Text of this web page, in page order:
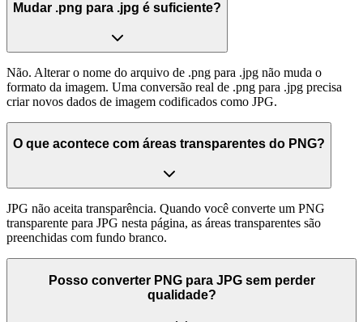
Mudar .png para .jpg é suficiente?
Não. Alterar o nome do arquivo de .png para .jpg não muda o
formato da imagem. Uma conversão real de .png para .jpg precisa
criar novos dados de imagem codificados como JPG.
O que acontece com áreas transparentes do PNG?
JPG não aceita transparência. Quando você converte um PNG
transparente para JPG nesta página, as áreas transparentes são
preenchidas com fundo branco.
Posso converter PNG para JPG sem perder
qualidade?